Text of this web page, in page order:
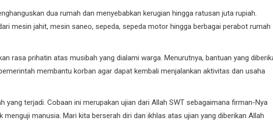
dua rumah dan menyebabkan kerugian hingga ratusan juta rupiah.
mesin jahit, mesin saneo, sepeda, sepeda motor hingga berbagai perabot rumah
rasa prihatin atas musibah yang dialami warga. Menurutnya, bantuan yang
membantu korban agar dapat kembali menjalankan aktivitas dan usaha
yang terjadi. Cobaan ini merupakan ujian dari Allah SWT sebagaimana firman-Nya
manusia. Mari kita berserah diri dan ikhlas atas ujian yang diberikan Allah
PDAM
BPJN Sumbar Cari Solusi
Air Baku Sungai Paraku